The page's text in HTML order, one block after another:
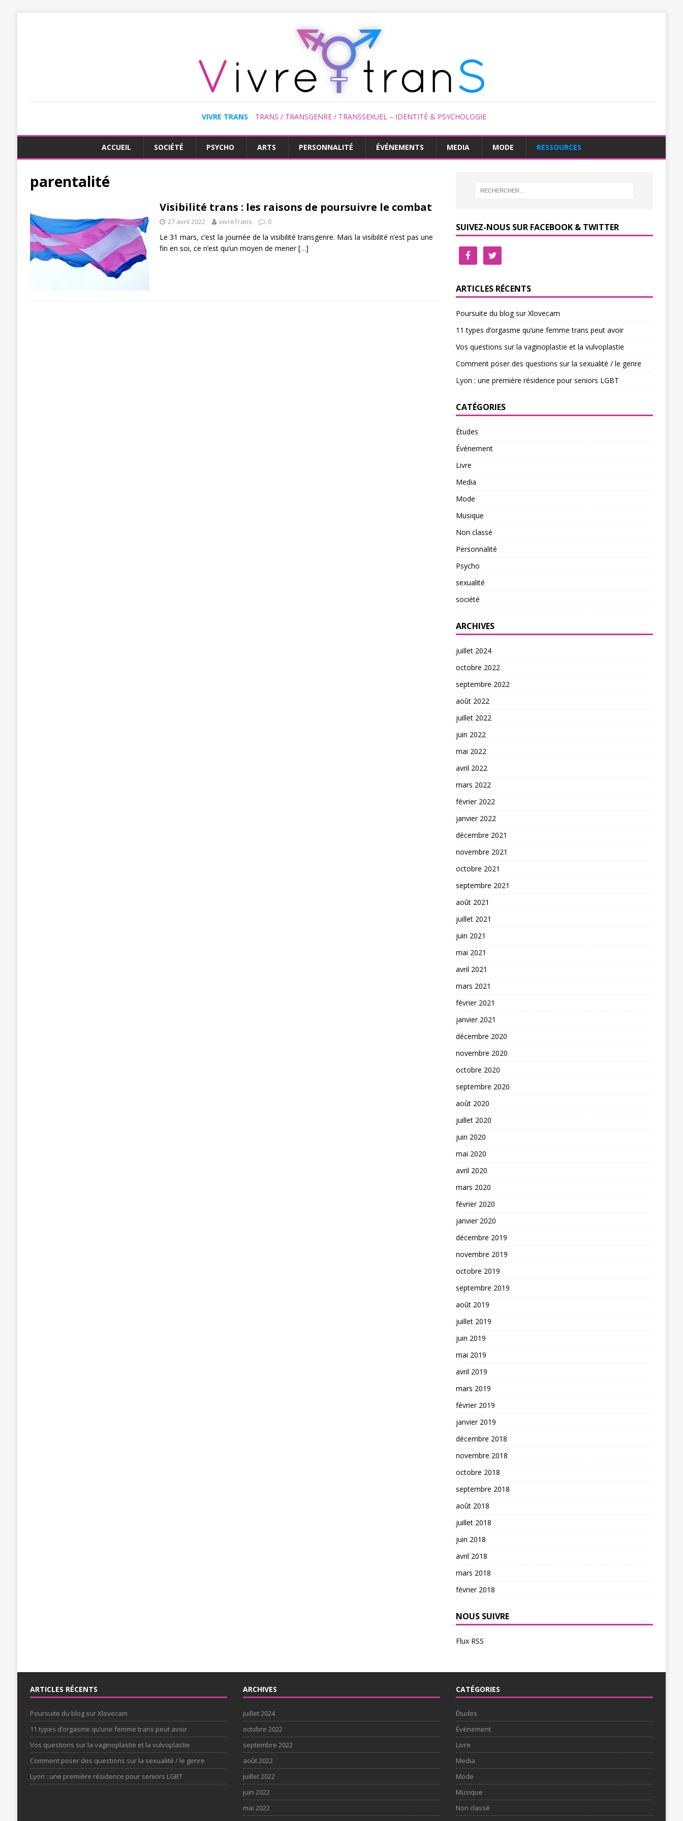
VIVRE TRANS TRANS / TRANSGENRE / TRANSSEXUEL – IDENTITÉ & PSYCHOLOGIE
ACCUEIL SOCIÉTÉ PSYCHO ARTS PERSONNALITÉ ÉVÉNEMENTS MEDIA MODE RESSOURCES
parentalité
Visibilité trans : les raisons de poursuivre le combat
27 avril 2022 vivreTrans 0
Le 31 mars, c’est la journée de la visibilité transgenre. Mais la visibilité n’est pas une
fin en soi, ce n’est qu’un moyen de mener[…]
SUIVEZ-NOUS SUR FACEBOOK & TWITTER
ARTICLES RÉCENTS
Poursuite du blog sur Xlovecam
11 types d’orgasme qu’une femme trans peut avoir
Vos questions sur la vaginoplastie et la vulvoplastie
Comment poser des questions sur la sexualité / le genre
Lyon : une première résidence pour seniors LGBT
CATÉGORIES
Études
Événement
Livre
Media
Mode
Musique
Non classé
Personnalité
Psycho
sexualité
société
ARCHIVES
juillet 2024
octobre 2022
septembre 2022
août 2022
juillet 2022
juin 2022
mai 2022
avril 2022
mars 2022
février 2022
janvier 2022
décembre 2021
novembre 2021
octobre 2021
septembre 2021
août 2021
juillet 2021
juin 2021
mai 2021
avril 2021
mars 2021
février 2021
janvier 2021
décembre 2020
novembre 2020
octobre 2020
septembre 2020
août 2020
juillet 2020
juin 2020
mai 2020
avril 2020
mars 2020
février 2020
janvier 2020
décembre 2019
novembre 2019
octobre 2019
septembre 2019
août 2019
juillet 2019
juin 2019
mai 2019
avril 2019
mars 2019
février 2019
janvier 2019
décembre 2018
novembre 2018
octobre 2018
septembre 2018
août 2018
juillet 2018
juin 2018
avril 2018
mars 2018
février 2018
NOUS SUIVRE
Flux RSS
ARTICLES RÉCENTS
Poursuite du blog sur Xlovecam
11 types d’orgasme qu’une femme trans peut avoir
Vos questions sur la vaginoplastie et la vulvoplastie
Comment poser des questions sur la sexualité / le genre
Lyon : une première résidence pour seniors LGBT
ARCHIVES
juillet 2024
octobre 2022
septembre 2022
août 2022
juillet 2022
juin 2022
mai 2022
CATÉGORIES
Études
Événement
Livre
Media
Mode
Musique
Non classé